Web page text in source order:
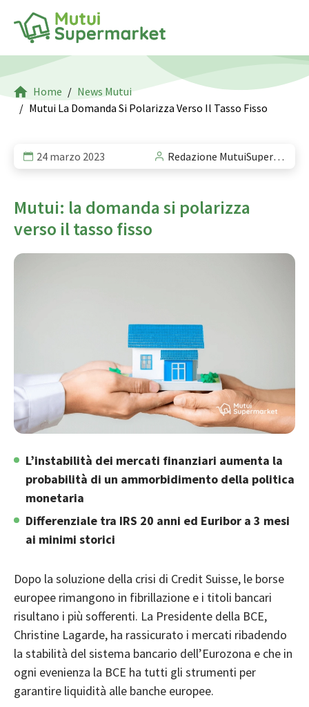
Home
News Mutui
Mutui La Domanda Si Polarizza Verso Il Tasso Fisso
24 marzo 2023 Redazione MutuiSupermarket
Mutui: la domanda si polarizza
verso il tasso fisso
L’instabilità dei mercati finanziari aumenta la
probabilità di un ammorbidimento della politica
monetaria
Differenziale tra IRS 20 anni ed Euribor a 3 mesi
ai minimi storici
Dopo la soluzione della crisi di Credit Suisse, le borse
europee rimangono in fibrillazione e i titoli bancari
risultano i più sofferenti. La Presidente della BCE,
Christine Lagarde, ha rassicurato i mercati ribadendo
la stabilità del sistema bancario dell’Eurozona e che in
ogni evenienza la BCE ha tutti gli strumenti per
garantire liquidità alle banche europee.